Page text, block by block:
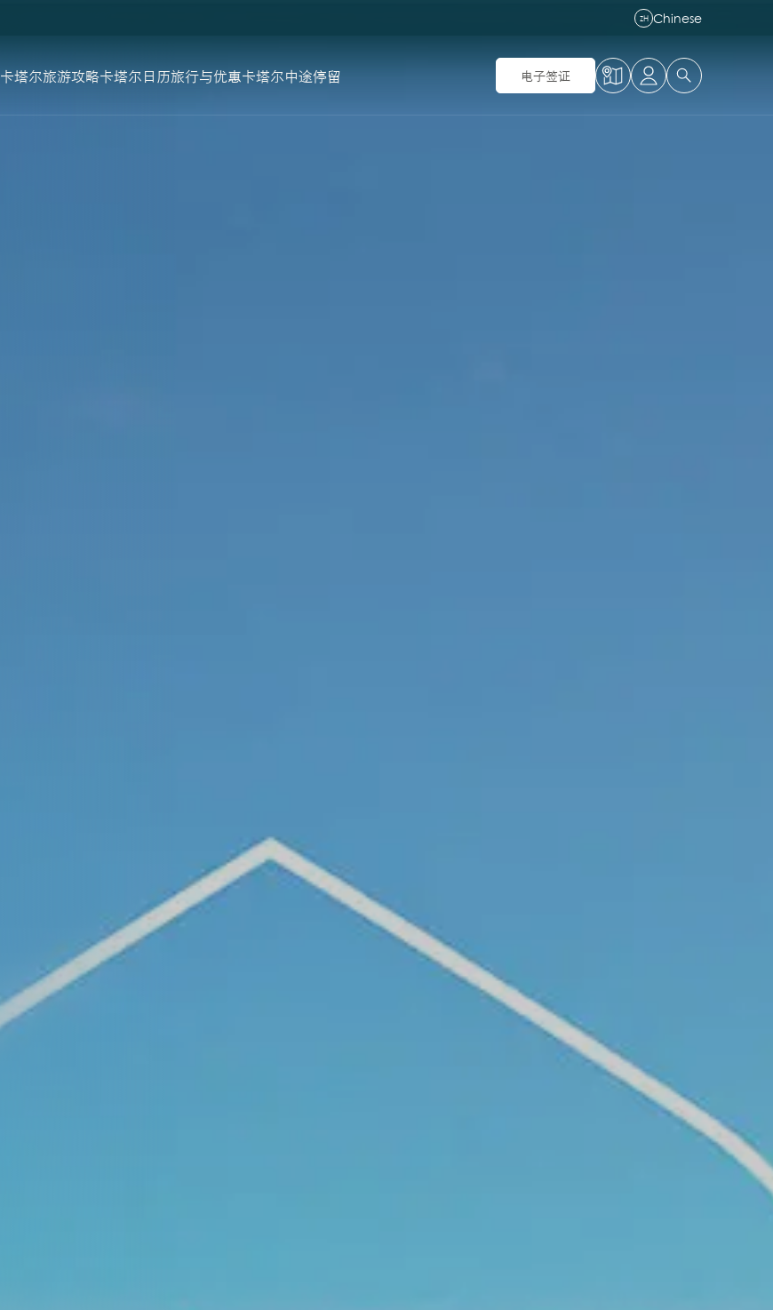
ZH Chinese
卡塔尔旅游攻略卡塔尔日历旅行与优惠卡塔尔中途停留 电子签证